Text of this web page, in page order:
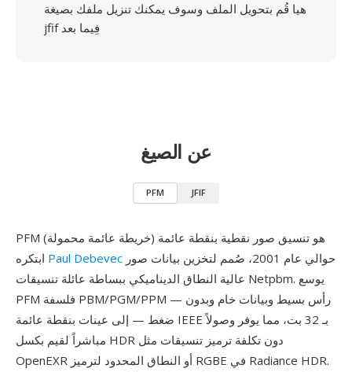
هيا قُم بتحويل الملف وسوف يمكنك تنزيل ملفك بصيغة
jfif فِيما بعد
عن الصيغ
PFM JFIF
PFM (خريطة عائمة محمولة) هو تنسيق صور نقطية بنقطة عائمة
Paul Debevec
عالية النطاق الديناميكي ببساطة عائلة تنسيقات Netpbm. يوسع
PFM فلسفة PBM/PGM/PPM — رأس بسيط وبيانات خام وبدون
ضغط — إلى عينات بنقطة عائمة IEEE بـ 32 بت، مما يوفر وصولاً
مباشراً لقيم بكسل HDR دون تكلفة ترميز تنسيقات مثل
OpenEXR أو النطاق المحدود لترميز RGBE في Radiance HDR.